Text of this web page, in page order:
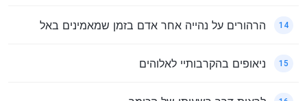
14 הרהורים על נהייה אחר אדם בזמן שמאמינים באל
15 ניאופים בהקרבותיי לאלוהים